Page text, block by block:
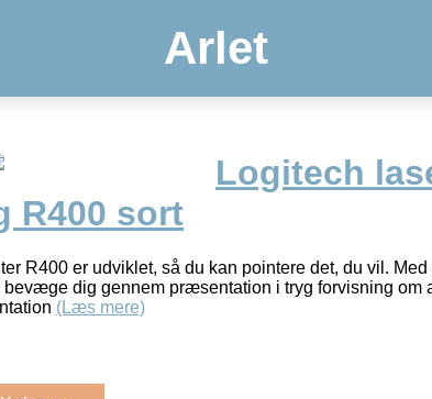
Arlet
Logitech
R400 sort
R400 er udviklet, så du kan pointere det, du vil. Med
dig gennem præsentation i tryg forvisning om
(Læs mere)